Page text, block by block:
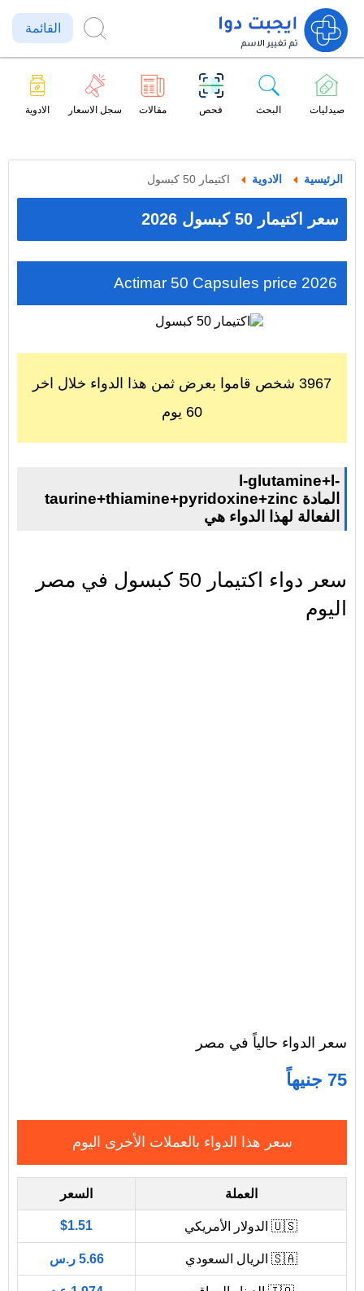
القائمة
صيدليات البحث فحص مقالات سجل الاسعار الادوية
الرئيسية الادوية اكتيمار 50 كبسول
سعر اكتيمار 50 كبسول 2026
Actimar 50 Capsules price 2026
3967 شخص قاموا بعرض ثمن هذا الدواء خلال اخر
60 يوم
l-glutamine+l-
taurine+thiamine+pyridoxine+zinc المادة
الفعالة لهذا الدواء هي
سعر دواء اكتيمار 50 كبسول في مصر
اليوم
سعر الدواء حالياً في مصر
75 جنيهاً
سعر هذا الدواء بالعملات الأخرى اليوم
العملة السعر
🇺🇸 الدولار الأمريكي $1.51
🇸🇦 الريال السعودي 5.66 ر.س